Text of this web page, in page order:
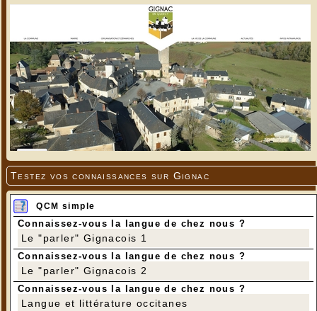
Testez vos connaissances sur Gignac
QCM simple
Connaissez-vous la langue de chez nous ?
Le "parler" Gignacois 1
Connaissez-vous la langue de chez nous ?
Le "parler" Gignacois 2
Connaissez-vous la langue de chez nous ?
Langue et littérature occitanes